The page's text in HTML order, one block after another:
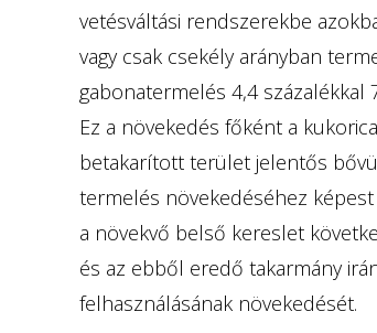
vetésváltási rendszerekbe
vagy csak csekély arányban
gabonatermelés 4,4 százalékkal
Ez a növekedés főként a
betakarított terület jelentős
termelés növekedéséhez
a növekvő belső kereslet
és az ebből eredő takarmány
felhasználásának növekedését.